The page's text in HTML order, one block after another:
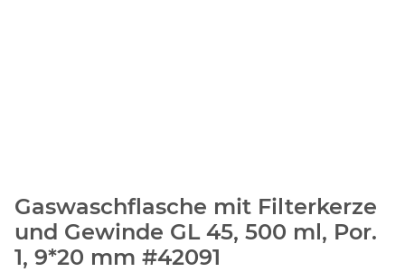
Gaswaschflasche mit Filterkerze
und Gewinde GL 45, 500 ml, Por.
1, 9*20 mm #42091